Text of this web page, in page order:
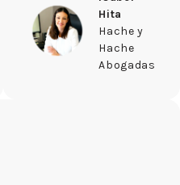
Hita
Hache y
Hache
Abogadas